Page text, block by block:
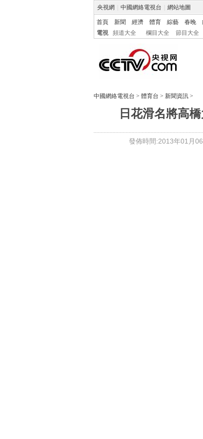
央視網 中國網絡電視台 網站地圖
首頁 新聞 經濟 體育 綜藝 春晚
電視
頻道大全 欄目大全 節目大全
中國網絡電視台 > 體育台 > 新聞資訊 >
日花滑名將高
發佈時間:2013年01月